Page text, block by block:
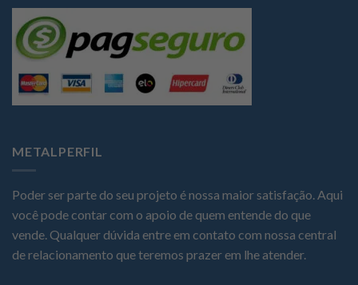
METALPERFIL
Poder ser parte do seu projeto é nossa maior satisfação. Aqui
você pode contar com o apoio de quem entende do que
vende. Qualquer dúvida entre em contato com nossa central
de relacionamento que teremos prazer em lhe atender.